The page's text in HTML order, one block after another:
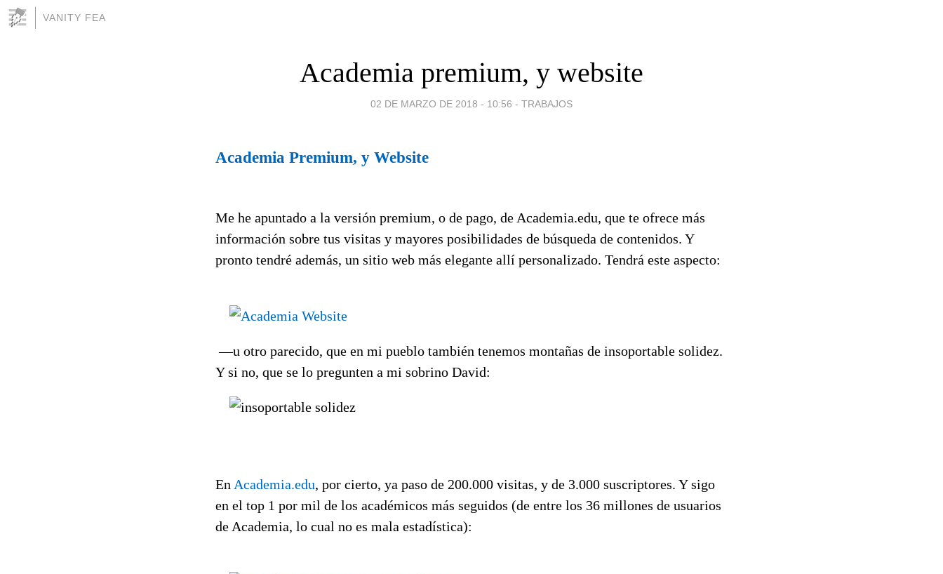
VANITY FEA
Academia premium, y website
02 DE MARZO DE 2018 - 10:56 - TRABAJOS
Academia Premium, y Website
Me he apuntado a la versión premium, o de pago, de Academia.edu, que te ofrece más
información sobre tus visitas y mayores posibilidades de búsqueda de contenidos. Y
pronto tendré además, un sitio web más elegante allí personalizado. Tendrá este aspecto:
—u otro parecido, que en mi pueblo también tenemos montañas de insoportable solidez.
Y si no, que se lo pregunten a mi sobrino David:
En Academia.edu, por cierto, ya paso de 200.000 visitas, y de 3.000 suscriptores. Y sigo
en el top 1 por mil de los académicos más seguidos (de entre los 36 millones de usuarios
de Academia, lo cual no es mala estadística):